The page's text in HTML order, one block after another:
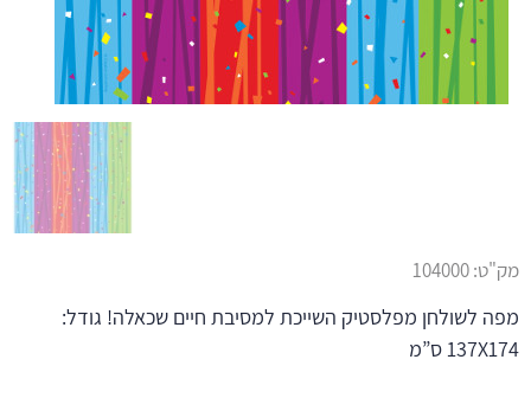
מק"ט:104000
מפה לשולחן מפלסטיק השייכת למסיבת חיים שכאלה! גודל:
137X174 ס”מ